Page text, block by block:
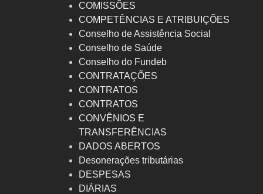
COMISSÕES
COMPETÊNCIAS E ATRIBUIÇÕES
Conselho de Assistência Social
Conselho de Saúde
Conselho do Fundeb
CONTRATAÇÕES
CONTRATOS
CONTRATOS
CONVÊNIOS E
TRANSFERÊNCIAS
DADOS ABERTOS
Desonerações tributárias
DESPESAS
DIÁRIAS